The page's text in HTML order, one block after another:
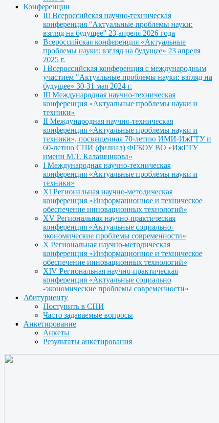
Конференции
III Всероссийская научно-техническая
конференция "Актуальные проблемы науки:
взгляд на будущее" 23 апреля 2026 года
Всероссийская конференция «Актуальные
проблемы науки: взгляд на будущее» 23 апреля
2025 г.
I Всероссийская конференция с международным
участием "Актуальные проблемы науки: взгляд на
будущее» 30-31 мая 2024 г.
III Международная научно-техническая
конференция «Актуальные проблемы науки и
техники»
II Международная научно-техническая
конференция «Актуальные проблемы науки и
техники», посвященная 70-летию ИМИ-ИжГТУ и
60-летию СПИ (филиал) ФГБОУ ВО «ИжГТУ
имени М.Т. Калашникова»
I Международная научно-техническая
конференция «Актуальные проблемы науки и
техники»
XI Региональная научно-методическая
конференция «Информационное и техническое
обеспечение инновационных технологий»
XV Региональная научно-практическая
конференция «Актуальные социально-
экономические проблемы современности»
X Региональная научно-методическая
конференция «Информационное и техническое
обеспечение инновационных технологий»
XIV Региональная научно-практическая
конференция «Актуальные социально
-экономические проблемы современности»
Абитуриенту
Поступить в СПИ
Часто задаваемые вопросы
Анкетирование
Анкеты
Результаты анкетирования